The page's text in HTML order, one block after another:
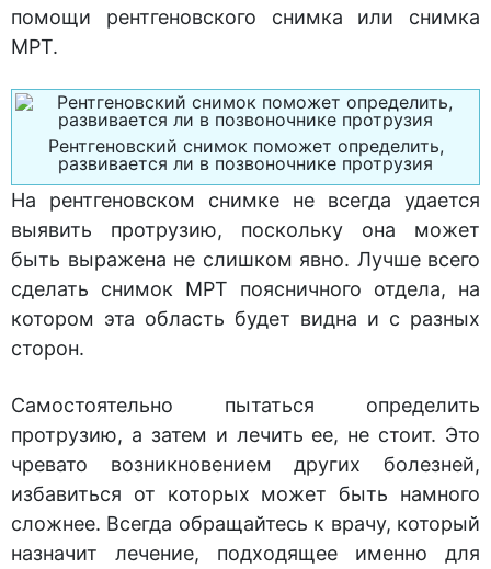
помощи рентгеновского снимка или снимка
МРТ.
Рентгеновский снимок поможет определить,
развивается ли в позвоночнике протрузия
На рентгеновском снимке не всегда удается
выявить протрузию, поскольку она может
быть выражена не слишком явно. Лучше всего
сделать снимок МРТ поясничного отдела, на
котором эта область будет видна и с разных
сторон.
Самостоятельно пытаться определить
протрузию, а затем и лечить ее, не стоит. Это
чревато возникновением других болезней,
избавиться от которых может быть намного
сложнее. Всегда обращайтесь к врачу, который
назначит лечение, подходящее именно для